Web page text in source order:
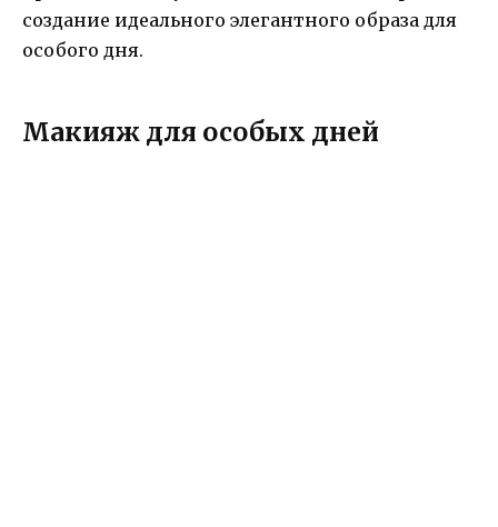
создание идеального элегантного образа для
особого дня.
Макияж для особых дней